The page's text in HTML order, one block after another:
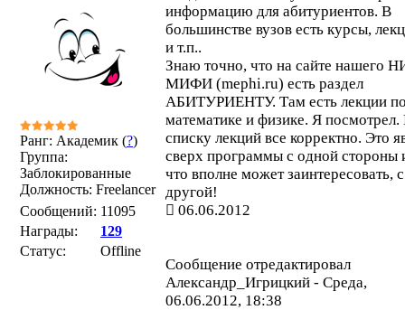
Ранг: Академик (?)
Группа:
Заблокированные
Должность: Freelancer
Сообщений: 11095
Награды:
129
Статус:
Offline
информацию для абитуриентов. В
большинстве вузов есть курсы,
и т.п..
Знаю точно, что на сайте нашего
МИФИ (mephi.ru) есть раздел
АБИТУРИЕНТУ. Там есть лекции
математике и физике. Я
списку лекций все корректно. Это
сверх программы с одной стороны
что вполне может заинтересовать, с
другой!
06.06.2012
Сообщение отредактировал
Александр_Игрицкий - Среда,
06.06.2012, 18:38